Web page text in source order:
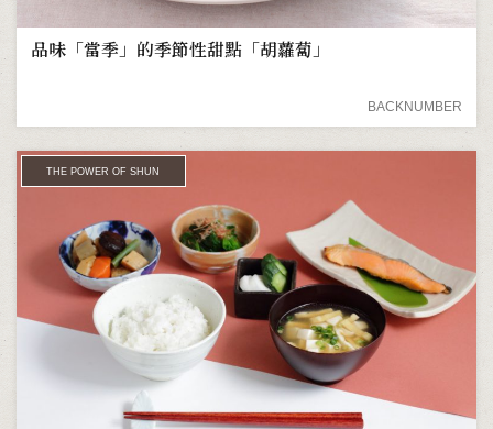
品味「當季」的季節性甜點「胡蘿蔔」
BACKNUMBER
THE POWER OF SHUN